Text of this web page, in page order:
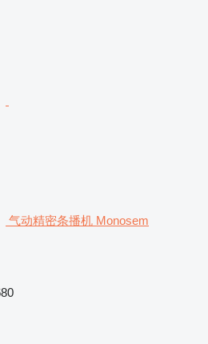
气动精密条播机 Monosem